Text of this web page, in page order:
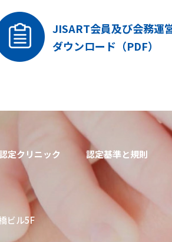
JISART会員及び会務運
ダウンロード（PDF）
定クリニック 認定基準と規則
ビル5F